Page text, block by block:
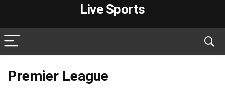
Live Sports
Premier League